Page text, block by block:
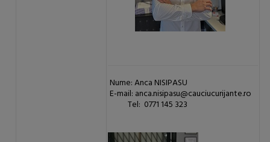
Nume: Anca NISIPASU
E-mail: anca.nisipasu@cauciucurijante.ro
Tel: 0771 145 323